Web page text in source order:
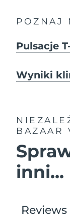
POZNAJ
Pulsacje
Wyniki
BAZAAR
inni...